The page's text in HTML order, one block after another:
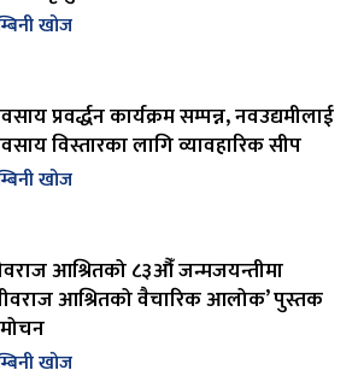
खोज
प्रवर्द्धन कार्यक्रम सम्पन्न, नवउद्यमीलाई
विस्तारका लागि व्यावहारिक सीप
खोज
आश्रितको ८३औँ जन्मजयन्तीमा
आश्रितको वैचारिक आलोक’ पुस्तक
खोज